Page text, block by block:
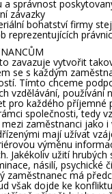
a správnost
závazky
bohatství firmy
reprezentujících
zavazuje vytvořit
se s každým
Tímto chceme
vzdělávání, používání
pro každého příjemné
společnosti, tedy
zaměstnanci jako i
mají užívat
výměnu
Jakékoliv užití
násilí, psychické
zaměstnanec má
však dojde ke